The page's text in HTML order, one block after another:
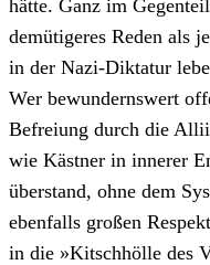
hätte. Ganz im
demütigeres Reden als
in der Nazi-Diktatur
Wer bewundernswert
Befreiung durch die
wie Kästner in innerer
überstand, ohne dem
ebenfalls großen
in die »Kitschhölle des